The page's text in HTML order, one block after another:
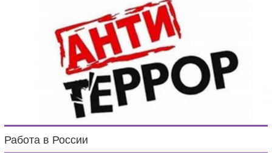
Работа в России